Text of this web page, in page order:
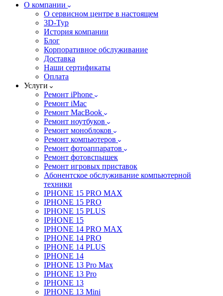
О компании
О сервисном центре в настоящем
3D-Тур
История компании
Блог
Корпоративное обслуживание
Доставка
Наши сертификаты
Оплата
Услуги
Ремонт iPhone
Ремонт iMac
Ремонт MacBook
Ремонт ноутбуков
Ремонт моноблоков
Ремонт компьютеров
Ремонт фотоаппаратов
Ремонт фотовспышек
Ремонт игровых приставок
Абонентское обслуживание компьютерной
техники
IPHONE 15 PRO MAX
IPHONE 15 PRO
IPHONE 15 PLUS
IPHONE 15
IPHONE 14 PRO MAX
IPHONE 14 PRO
IPHONE 14 PLUS
IPHONE 14
IPHONE 13 Pro Max
IPHONE 13 Pro
IPHONE 13
IPHONE 13 Mini